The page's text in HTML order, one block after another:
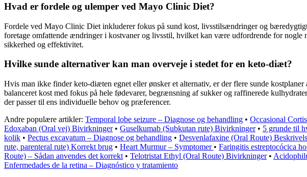
Hvad er fordele og ulemper ved Mayo Clinic Diet?
Fordele ved Mayo Clinic Diet inkluderer fokus på sund kost, livsstilsændringer og
foretage omfattende ændringer i kostvaner og livsstil, hvilket kan være udfordrende for
sikkerhed og effektivitet.
Hvilke sunde alternativer kan man overveje i stedet for en keto-diæt?
Hvis man ikke finder keto-diæten egnet eller ønsker et alternativ, er der flere sunde
balanceret kost med fokus på hele fødevarer, begrænsning af sukker og raffinerede
der passer til ens individuelle behov og præferencer.
Andre populære artikler: Temporal lobe seizure – Diagnose og behandling • Occasional
Edoxaban (Oral vej) Bivirkninger• Guselkumab (Subkutan rute) Bivirkninger• 5 grunde til
kolik • Pectus excavatum – Diagnose og behandling • Desvenlafaxine (Oral Route)
rute, parenteral rute) Korrekt brug • Heart Murmur – Symptomer • Faringitis estreptocócica
Route) – Sådan anvendes det korrekt • Telotristat Ethyl (Oral Route) Bivirkninger•
Enfermedades de la retina – Diagnóstico y tratamiento